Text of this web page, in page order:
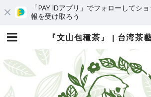
「PAY IDアプリ」でフォローしてシ
報を受け取ろう